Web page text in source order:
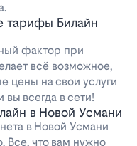
тарифы Билайн
фактор при
всё возможное,
цены на свои услуги
всегда в сети!
в Новой Усмани
в Новой Усмани
Все, что вам нужно